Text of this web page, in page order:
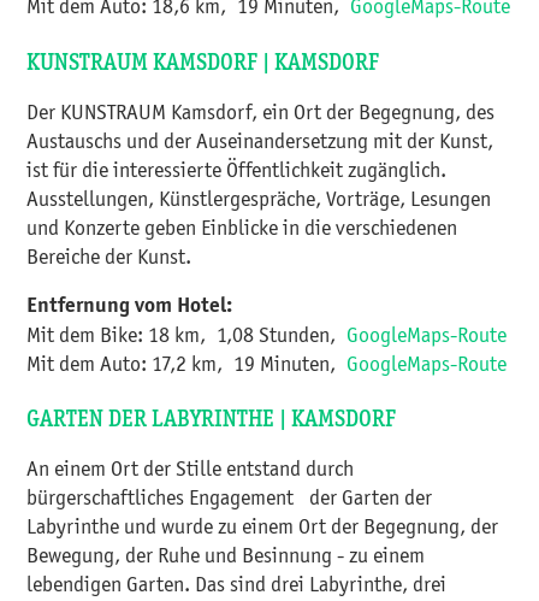
Mit dem Auto: 18,6 km, 19 Minuten, GoogleMaps-Route​​​​​​​
KUNSTRAUM KAMSDORF | KAMSDORF
Der KUNSTRAUM Kamsdorf, ein Ort der Begegnung, des
Austauschs und der Auseinandersetzung mit der Kunst,
ist für die interessierte Öffentlichkeit zugänglich.
Ausstellungen, Künstlergespräche, Vorträge, Lesungen
und Konzerte geben Einblicke in die verschiedenen
Bereiche der Kunst.
Entfernung vom Hotel:
Mit dem Bike: 18 km, 1,08 Stunden, GoogleMaps-Route
Mit dem Auto: 17,2 km, 19 Minuten, GoogleMaps-Route​​​​​​​
GARTEN DER LABYRINTHE | KAMSDORF
An einem Ort der Stille entstand durch
bürgerschaftliches Engagement der Garten der
Labyrinthe und wurde zu einem Ort der Begegnung, der
Bewegung, der Ruhe und Besinnung - zu einem
lebendigen Garten. Das sind drei Labyrinthe, drei